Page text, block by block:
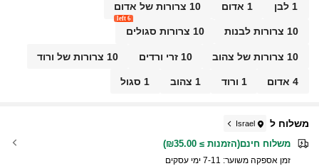
1 לבן 1 אדום 10 צרורות של אדום
10 צרורות לבנות 10 צרורות סגולים
6 left
10 צרורות של צהוב 10 זרי ורדים 10 צרורות של ורוד
4 אדום 1 ורוד 1 צהוב 1 סגול
משלוח ל Israel
משלוח חינם(הזמנות ≥ ₪35.00)
זמן אספקה ​​משוער: 7-11 ימי עסקים